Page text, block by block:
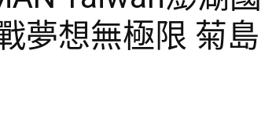
夢想無極限 菊島